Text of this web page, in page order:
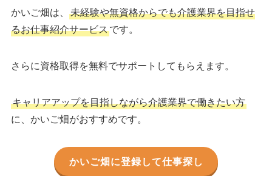
かいご畑は、 未経験や無資格からでも介護業界を目指せ
るお仕事紹介サービスです。
さらに資格取得を無料でサポートしてもらえます。
キャリアアップを目指しながら介護業界で働きたい方
に、かいご畑がおすすめです。
かいご畑に登録して仕事探し